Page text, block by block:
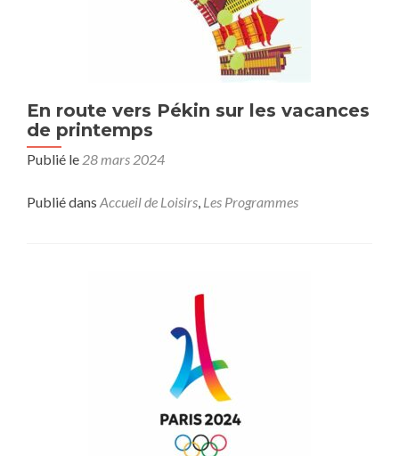
En route vers Pékin sur les vacances
de printemps
Publié le 28 mars 2024
Publié dans Accueil de Loisirs, Les Programmes